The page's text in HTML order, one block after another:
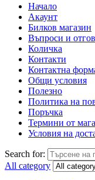
Начало
Акаунт
Билков магазин
Въпроси и
Количка
Контакти
Контактна
Общи условия
Полезно
Политика на
Поръчка
Термини от
Условия на
Search for:
All category